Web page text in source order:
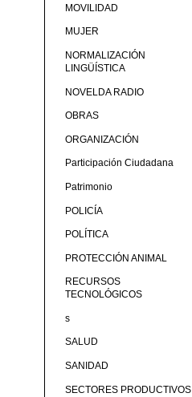
MOVILIDAD
MUJER
NORMALIZACIÓN
LINGÜÍSTICA
NOVELDA RADIO
OBRAS
ORGANIZACIÓN
Participación Ciudadana
Patrimonio
POLICÍA
POLÍTICA
PROTECCIÓN ANIMAL
RECURSOS
TECNOLÓGICOS
s
SALUD
SANIDAD
SECTORES PRODUCTIVOS